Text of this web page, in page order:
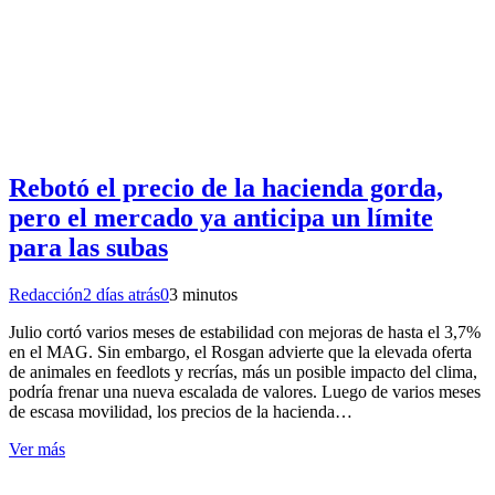
Rebotó el precio de la hacienda gorda,
pero el mercado ya anticipa un límite
para las subas
Redacción2 días atrás03 minutos
Julio cortó varios meses de estabilidad con mejoras de hasta el 3,7%
en el MAG. Sin embargo, el Rosgan advierte que la elevada oferta
de animales en feedlots y recrías, más un posible impacto del clima,
podría frenar una nueva escalada de valores. Luego de varios meses
de escasa movilidad, los precios de la hacienda…
Ver más